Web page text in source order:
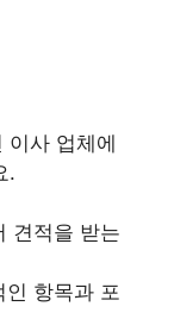
이사 업체에
.
견적을 받는
인 항목과 포